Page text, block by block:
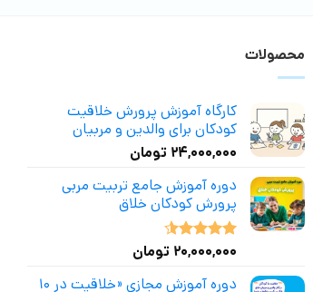
محصولات
کارگاه آموزش پرورش خلاقیت
کودکان برای والدین و مربیان
۲۴,۰۰۰,۰۰۰ تومان
دوره آموزش جامع تربیت مربی
پرورش کودکان خلاق
نمره4.50
۲۰,۰۰۰,۰۰۰ تومان
دوره آموزش مجازی «خلاقیت در ۱۰